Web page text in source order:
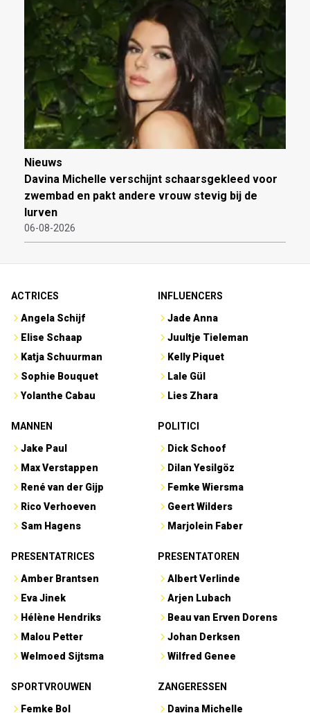
Nieuws
Davina Michelle verschijnt schaarsgekleed voor
zwembad en pakt andere vrouw stevig bij de
lurven
06-08-2026
ACTRICES
Angela Schijf
Elise Schaap
Katja Schuurman
Sophie Bouquet
Yolanthe Cabau
INFLUENCERS
Jade Anna
Juultje Tieleman
Kelly Piquet
Lale Gül
Lies Zhara
MANNEN
Jake Paul
Max Verstappen
René van der Gijp
Rico Verhoeven
Sam Hagens
POLITICI
Dick Schoof
Dilan Yesilgöz
Femke Wiersma
Geert Wilders
Marjolein Faber
PRESENTATRICES
Amber Brantsen
Eva Jinek
Hélène Hendriks
Malou Petter
Welmoed Sijtsma
PRESENTATOREN
Albert Verlinde
Arjen Lubach
Beau van Erven Dorens
Johan Derksen
Wilfred Genee
SPORTVROUWEN
Femke Bol
ZANGERESSEN
Davina Michelle